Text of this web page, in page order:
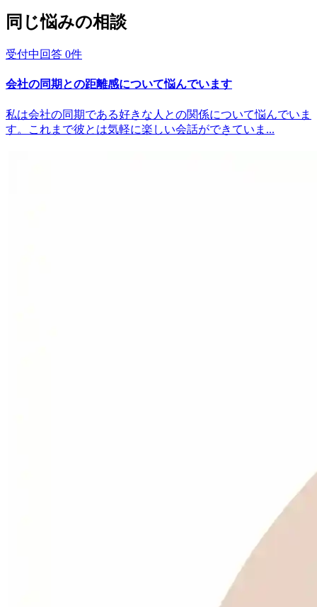
同じ悩みの相談
受付中 回答 0件
会社の同期との距離感について悩んでいます
私は会社の同期である好きな人との関係について悩んでいま
す。これまで彼とは気軽に楽しい会話ができていま...